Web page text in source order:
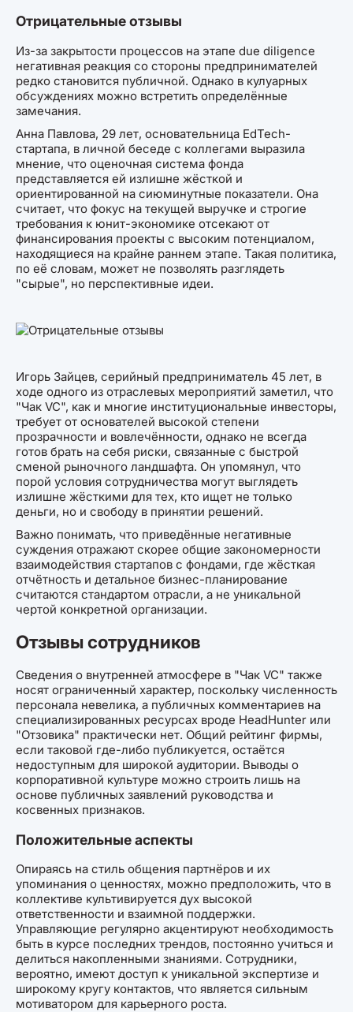
Отрицательные отзывы
Из-за закрытости процессов на этапе due diligence
негативная реакция со стороны предпринимателей
редко становится публичной. Однако в кулуарных
обсуждениях можно встретить определённые
замечания.
Анна Павлова, 29 лет, основательница EdTech-
стартапа, в личной беседе с коллегами выразила
мнение, что оценочная система фонда
представляется ей излишне жёсткой и
ориентированной на сиюминутные показатели. Она
считает, что фокус на текущей выручке и строгие
требования к юнит-экономике отсекают от
финансирования проекты с высоким потенциалом,
находящиеся на крайне раннем этапе. Такая политика,
по её словам, может не позволять разглядеть
"сырые", но перспективные идеи.
Игорь Зайцев, серийный предприниматель 45 лет, в
ходе одного из отраслевых мероприятий заметил, что
"Чак VC", как и многие институциональные инвесторы,
требует от основателей высокой степени
прозрачности и вовлечённости, однако не всегда
готов брать на себя риски, связанные с быстрой
сменой рыночного ландшафта. Он упомянул, что
порой условия сотрудничества могут выглядеть
излишне жёсткими для тех, кто ищет не только
деньги, но и свободу в принятии решений.
Важно понимать, что приведённые негативные
суждения отражают скорее общие закономерности
взаимодействия стартапов с фондами, где жёсткая
отчётность и детальное бизнес-планирование
считаются стандартом отрасли, а не уникальной
чертой конкретной организации.
Отзывы сотрудников
Сведения о внутренней атмосфере в "Чак VC" также
носят ограниченный характер, поскольку численность
персонала невелика, а публичных комментариев на
специализированных ресурсах вроде HeadHunter или
"Отзовика" практически нет. Общий рейтинг фирмы,
если таковой где-либо публикуется, остаётся
недоступным для широкой аудитории. Выводы о
корпоративной культуре можно строить лишь на
основе публичных заявлений руководства и
косвенных признаков.
Положительные аспекты
Опираясь на стиль общения партнёров и их
упоминания о ценностях, можно предположить, что в
коллективе культивируется дух высокой
ответственности и взаимной поддержки.
Управляющие регулярно акцентируют необходимость
быть в курсе последних трендов, постоянно учиться и
делиться накопленными знаниями. Сотрудники,
вероятно, имеют доступ к уникальной экспертизе и
широкому кругу контактов, что является сильным
мотиватором для карьерного роста.